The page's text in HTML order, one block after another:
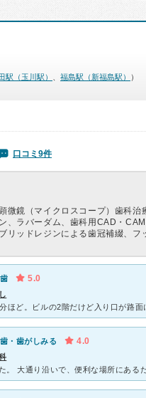
駅（玉川駅） 福島駅（新福島駅）
）
口コミ9件
微鏡（マイクロスコープ）歯科治
、ラバーダム、歯科用CAD・
リッドレジンによる歯冠補綴、フ
5.0
・歯がしみる 4.0